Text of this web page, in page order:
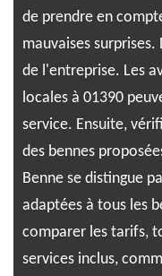
de prendre en
mauvaises
de l'entreprise. Les
locales à 01390
service. Ensuite,
des bennes
Benne se distingue
adaptées à tous les
comparer les tarifs,
services inclus,